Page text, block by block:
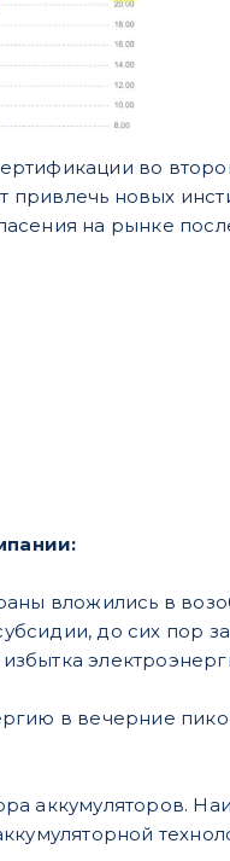
во
новых
на рынке
вложились в
до сих пор
в вечерние
аккумуляторов.